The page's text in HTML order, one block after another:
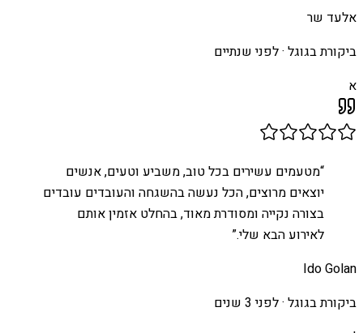
אלעד שר
ביקורת בגוגל ·לפני שנתיים
א
“מטעמים עשירים בכל טוב, משביע וטעים, אנשים
יוצאים מרוצים, הכל נעשה בהשגחה והעובדים עובדים
בצורה נקייה ומסודרת מאוד, בהחלט אזמין אותם
לאירוע הבא שלי.”
Ido Golan
ביקורת בגוגל ·לפני 3 שנים